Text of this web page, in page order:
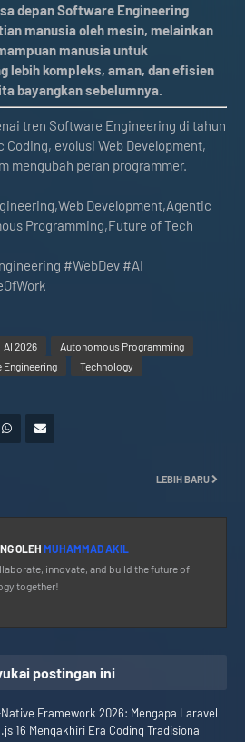
depan Software Engineering
manusia oleh mesin, melainkan
manusia untuk
lebih kompleks, aman, dan efisien
bayangkan sebelumnya.
tren Software Engineering di tahun
evolusi Web Development,
mengubah peran programmer.
Development,Agentic
Programming,Future of Tech
#WebDev #AI
AI 2026
Autonomous Programming
Technology
LEBIH BARU
OLEH MUHAMMAD AKIL
innovate, and build the future of
together!
postingan ini
Framework 2026: Mengapa Laravel
16 Mengakhiri Era Coding Tradisional